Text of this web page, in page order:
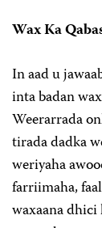
Wax Ka
In aad u
inta badan
Weerarrada
tirada dadka
weriyaha
farriimaha,
waxaana